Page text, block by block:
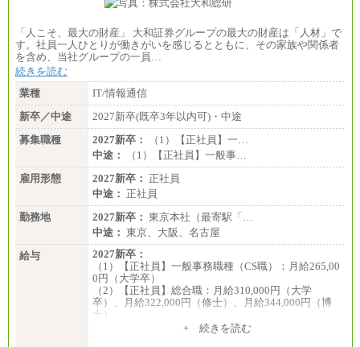
「人こそ、最大の財産」 大和証券グループの最大の財産は「人材」で
す。社員一人ひとりが働きがいを感じるとともに、その家族や関係者
を含め、当社グループの一員…
続きを読む
業種
IT/情報通信
新卒／中途
2027新卒(既卒3年以内可)・中途
募集職種
2027新卒：
（1）【正社員】一…
中途：
（1）【正社員】一般事…
雇用形態
2027新卒： 正社員
中途： 正社員
勤務地
2027新卒： 東京本社（最寄駅「…
中途： 東京、大阪、名古屋
給与
2027新卒：
（1）【正社員】一般事務職種（CS職）：月給265,00
0円（大学卒）
（2）【正社員】総合職：月給310,000円（大学
卒）、月給322,000円（修士）、月給344,000円（博
士）
+ 続きを読む